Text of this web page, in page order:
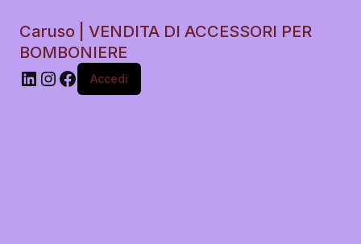
Caruso | VENDITA DI ACCESSORI PER
BOMBONIERE
Accedi